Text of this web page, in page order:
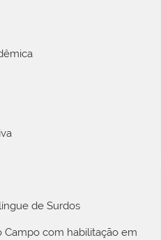
de Surdos
Campo com habilitação em